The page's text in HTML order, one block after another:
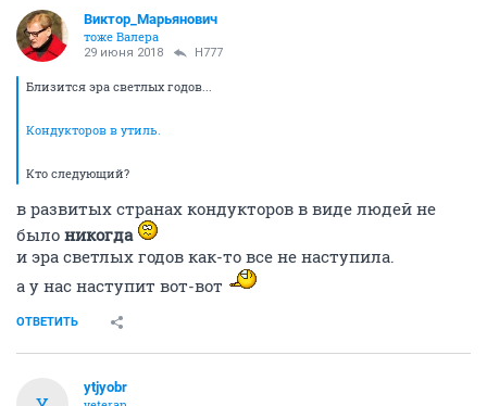
Виктор_Марьянович
тоже Валера
29 июня 2018 H777
Близится эра светлых годов...
Кондукторов в утиль.
Кто следующий?
в развитых странах кондукторов в виде людей не
было никогда
и эра светлых годов как-то все не наступила.
а у нас наступит вот-вот
ОТВЕТИТЬ
ytjyobr